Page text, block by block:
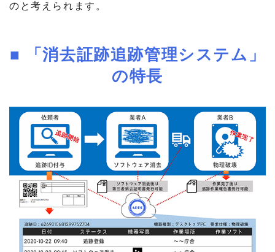
のと考えられます。
■ 「消去証跡追跡管理システム」
の特長